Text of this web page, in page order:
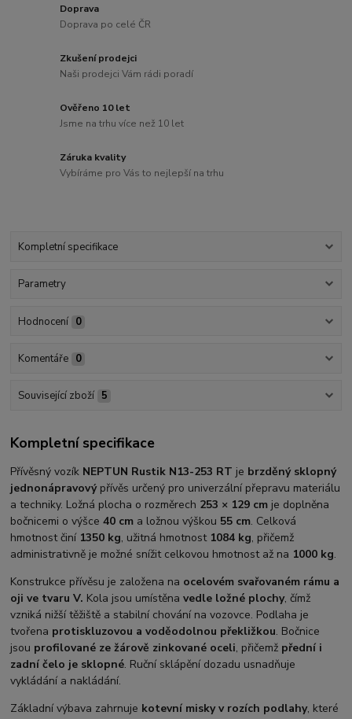
Doprava
Doprava po celé ČR
Zkušení prodejci
Naši prodejci Vám rádi poradí
Ověřeno 10 let
Jsme na trhu více než 10 let
Záruka kvality
Vybíráme pro Vás to nejlepší na trhu
Kompletní specifikace
Parametry
Hodnocení 0
Komentáře 0
Související zboží 5
Kompletní specifikace
Přívěsný vozík NEPTUN Rustik N13-253 RT je brzděný sklopný
jednonápravovýpřívěs určený pro univerzální přepravu materiálu
a techniky. Ložná plocha o rozměrech 253 × 129 cm je doplněna
bočnicemi o výšce40 cm a ložnou výškou 55 cm. Celková
hmotnost činí 1350 kg, užitná hmotnost 1084 kg, přičemž
administrativně je možné snížit celkovou hmotnost až na 1000 kg.
Konstrukce přívěsu je založena na ocelovém svařovaném rámu a
oji ve tvaru V. Kola jsou umístěnavedle ložné plochy, čímž
vzniká nižší těžiště a stabilní chování na vozovce. Podlaha je
tvořena protiskluzovou a voděodolnou překližkou. Bočnice
jsou profilované ze žárově zinkované oceli, přičemž přední i
zadní čelo je sklopné. Ruční sklápění dozadu usnadňuje
vykládání a nakládání.
Základní výbava zahrnuje kotevní misky v rozích podlahy, které